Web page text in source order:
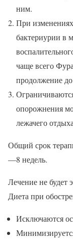
ним.
При
бактериурии в
чаще всего
продолжение
опорожнения
лежачего
Общий срок
—8 недель.
Лечение не будет
Диета при
Исключаются